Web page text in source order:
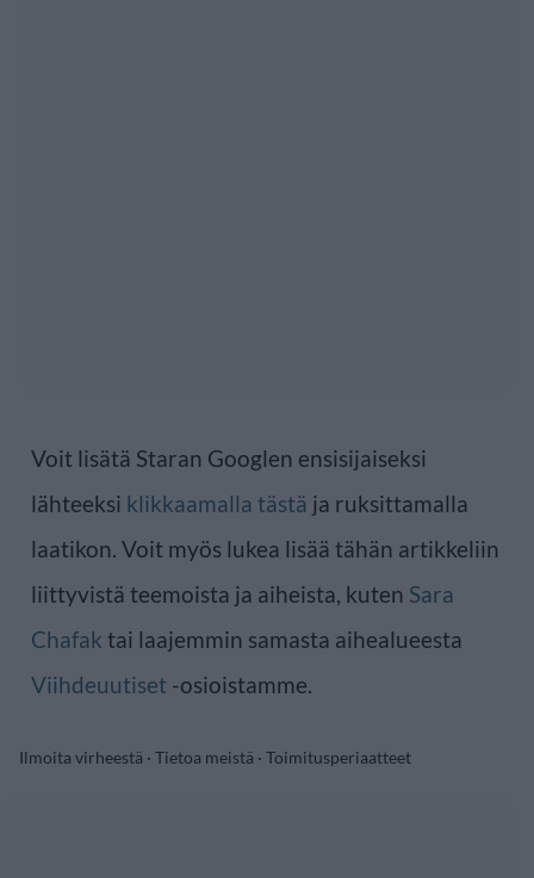
Voit lisätä Staran Googlen ensisijaiseksi
lähteeksi klikkaamalla tästä ja ruksittamalla
laatikon. Voit myös lukea lisää tähän artikkeliin
liittyvistä teemoista ja aiheista, kuten Sara
Chafak tai laajemmin samasta aihealueesta
Viihdeuutiset -osioistamme.
Ilmoita virheestä · Tietoa meistä · Toimitusperiaatteet